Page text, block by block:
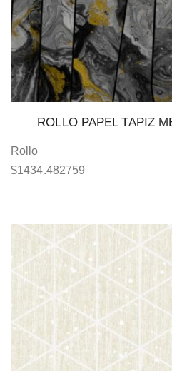
ROLLO PAPEL TAPIZ
Rollo
$1434.482759